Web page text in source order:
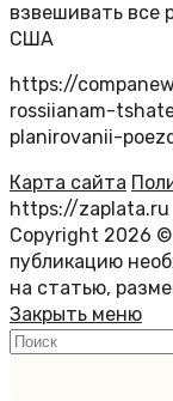
взвешивать все
США
https://
rossiianam-
planirovanii-
Карта сайта
https://zaplata.ru
Copyright 2026 ©
публикацию
на статью,
Закрыть меню